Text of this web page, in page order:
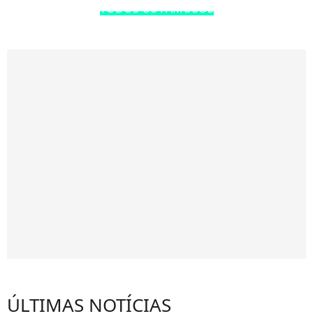
TODOS OS FAMOSOS
ÚLTIMAS NOTÍCIAS